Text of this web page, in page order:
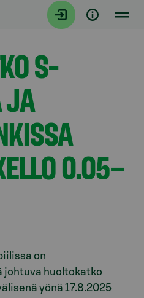
S-
JA
0.05–
on
huoltokatko
yönä 17.8.2025